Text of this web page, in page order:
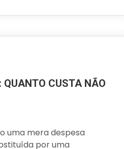
QUANTO CUSTA NÃO
uma mera despesa
por uma